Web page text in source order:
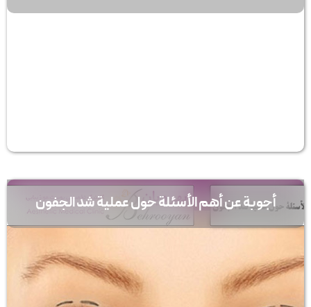
أجوبة عن أهم الأسئلة حول عملیة شد الجفون